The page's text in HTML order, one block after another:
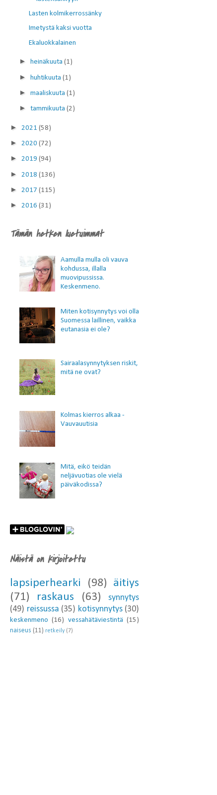
Lasten kolmikerrossänky
Imetystä kaksi vuotta
Ekaluokkalainen
► heinäkuuta (1)
► huhtikuuta (1)
► maaliskuuta (1)
► tammikuuta (2)
► 2021 (58)
► 2020 (72)
► 2019 (94)
► 2018 (136)
► 2017 (115)
► 2016 (31)
Tämän hetken luetuimmat
Aamulla mulla oli vauva
kohdussa, illalla
muovipussissa.
Keskenmeno.
Miten kotisynnytys voi olla
Suomessa laillinen, vaikka
eutanasia ei ole?
Sairaalasynnytyksen riskit,
mitä ne ovat?
Kolmas kierros alkaa -
Vauvauutisia
Mitä, eikö teidän
neljävuotias ole vielä
päiväkodissa?
Näistä on kirjoitettu
lapsiperhearki (98)
äitiys
(71)
raskaus (63)
synnytys
(49) reissussa (35) kotisynnytys (30)
keskenmeno (16) vessahätäviestintä (15)
naiseus (11) retkeily (7)